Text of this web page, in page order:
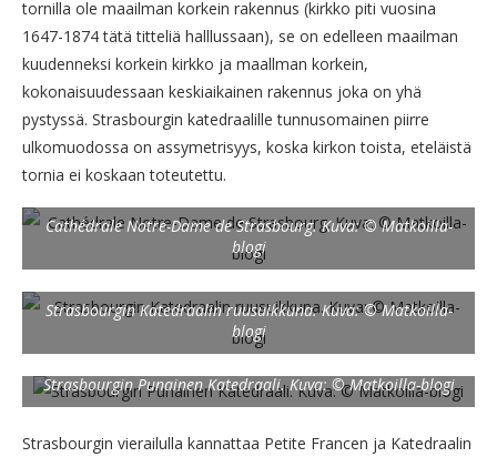
tornilla ole maailman korkein rakennus (kirkko piti vuosina
1647-1874 tätä titteliä halllussaan), se on edelleen maailman
kuudenneksi korkein kirkko ja maallman korkein,
kokonaisuudessaan keskiaikainen rakennus joka on yhä
pystyssä. Strasbourgin katedraalille tunnusomainen piirre
ulkomuodossa on assymetrisyys, koska kirkon toista, eteläistä
tornia ei koskaan toteutettu.
Cathédrale Notre-Dame de Strasbourg. Kuva: © Matkoilla-
blogi
Strasbourgin Katedraalin ruusuikkuna. Kuva: © Matkoilla-
blogi
Strasbourgin Punainen Katedraali. Kuva: © Matkoilla-blogi
Strasbourgin vierailulla kannattaa Petite Francen ja Katedraalin